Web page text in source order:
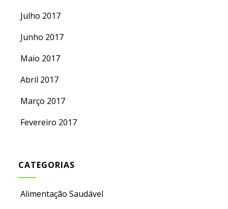
Julho 2017
Junho 2017
Maio 2017
Abril 2017
Março 2017
Fevereiro 2017
CATEGORIAS
Alimentação Saudável